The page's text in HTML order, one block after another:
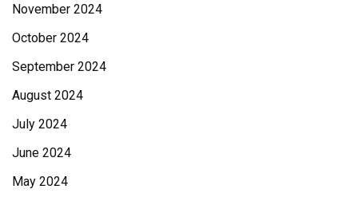
November 2024
October 2024
September 2024
August 2024
July 2024
June 2024
May 2024